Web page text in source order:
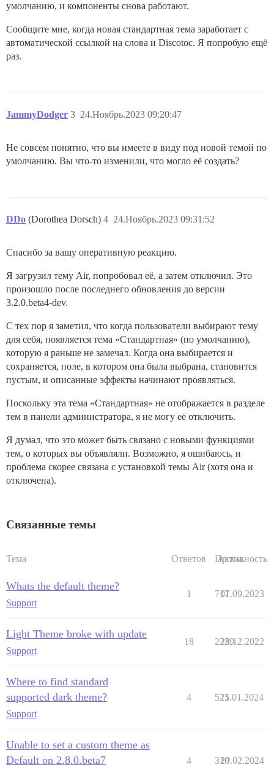
умолчанию, и компоненты снова работают.
Сообщите мне, когда новая стандартная тема заработает с
автоматической ссылкой на слова и Discotoc. Я попробую ещё
раз.
JammyDodger 24.Ноябрь.2023 09:20:47
3
Не совсем понятно, что вы имеете в виду под новой темой по
умолчанию. Вы что-то изменили, что могло её создать?
DDo (Dorothea Dorsch) 24.Ноябрь.2023 09:31:52
4
Спасибо за вашу оперативную реакцию.
Я загрузил тему Air, попробовал её, а затем отключил. Это
произошло после последнего обновления до версии
3.2.0.beta4-dev.
С тех пор я заметил, что когда пользователи выбирают тему
для себя, появляется тема «Стандартная» (по умолчанию),
которую я раньше не замечал. Когда она выбирается и
сохраняется, поле, в котором она была выбрана, становится
пустым, и описанные эффекты начинают проявляться.
Поскольку эта тема «Стандартная» не отображается в разделе
тем в панели администратора, я не могу её отключить.
Я думал, что это может быть связано с новыми функциями
тем, о которых вы объявляли. Возможно, я ошибаюсь, и
проблема скорее связана с установкой темы Air (хотя она и
отключена).
Связанные темы
Тема Ответов Просм.
Активность
Whats the default theme?
Support
1 717
01.09.2023
Light Theme broke with update
Support
18 2239
28.12.2022
Where to find standard
supported dark theme?
Support
4 525
11.01.2024
Unable to set a custom theme as
Default on 2.8.0.beta7
4 310
29.02.2024